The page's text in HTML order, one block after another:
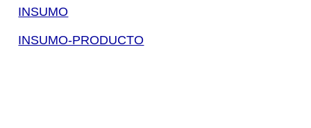
INSUMO
INSUMO-PRODUCTO